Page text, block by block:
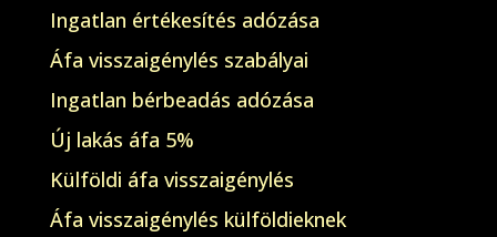
Ingatlan értékesítés adózása
Áfa visszaigénylés szabályai
Ingatlan bérbeadás adózása
Új lakás áfa 5%
Külföldi áfa visszaigénylés
Áfa visszaigénylés külföldieknek